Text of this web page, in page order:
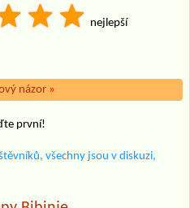
nejlepší
názor »
první!
všechny jsou v diskuzi,